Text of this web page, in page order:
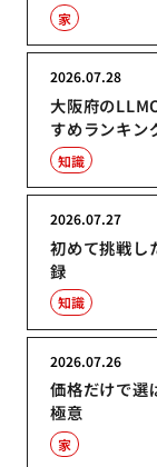
家
大阪府の
すめランキン
2026.07.28
知識
初めて挑戦し
録
2026.07.27
知識
価格だけで選
極意
2026.07.26
家